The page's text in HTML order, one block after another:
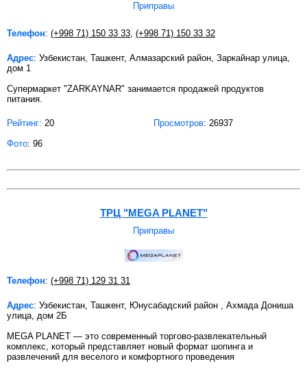
Приправы
Телефон: (+998 71) 150 33 33, (+998 71) 150 33 32
Адрес: Узбекистан, Ташкент, Алмазарский район, Заркайнар улица,
дом 1
Супермаркет "ZARKAYNAR" занимается продажей продуктов
питания.
Рейтинг: 20 Просмотров: 26937
Фото: 96
ТРЦ "MEGA PLANET"
Приправы
Телефон: (+998 71) 129 31 31
Адрес: Узбекистан, Ташкент, Юнусабадский район , Ахмада Дониша
улица, дом 2Б
MEGA PLANET — это современный торгово-развлекательный
комплекс, который представляет новый формат шопинга и
развлечений для веселого и комфортного проведения